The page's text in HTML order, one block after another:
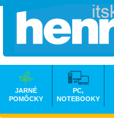
JARNÉ
POMÔCKY
PC,
NOTEBOOKY